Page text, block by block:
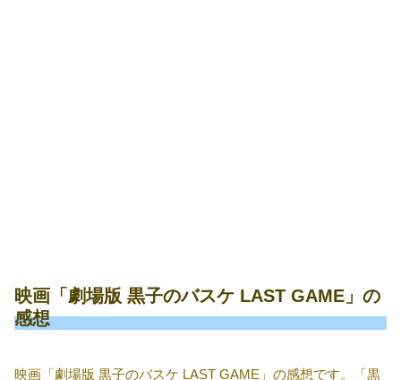
映画「劇場版 黒子のバスケ LAST GAME」の
感想
映画「劇場版 黒子のバスケ LAST GAME」の感想です。「黒